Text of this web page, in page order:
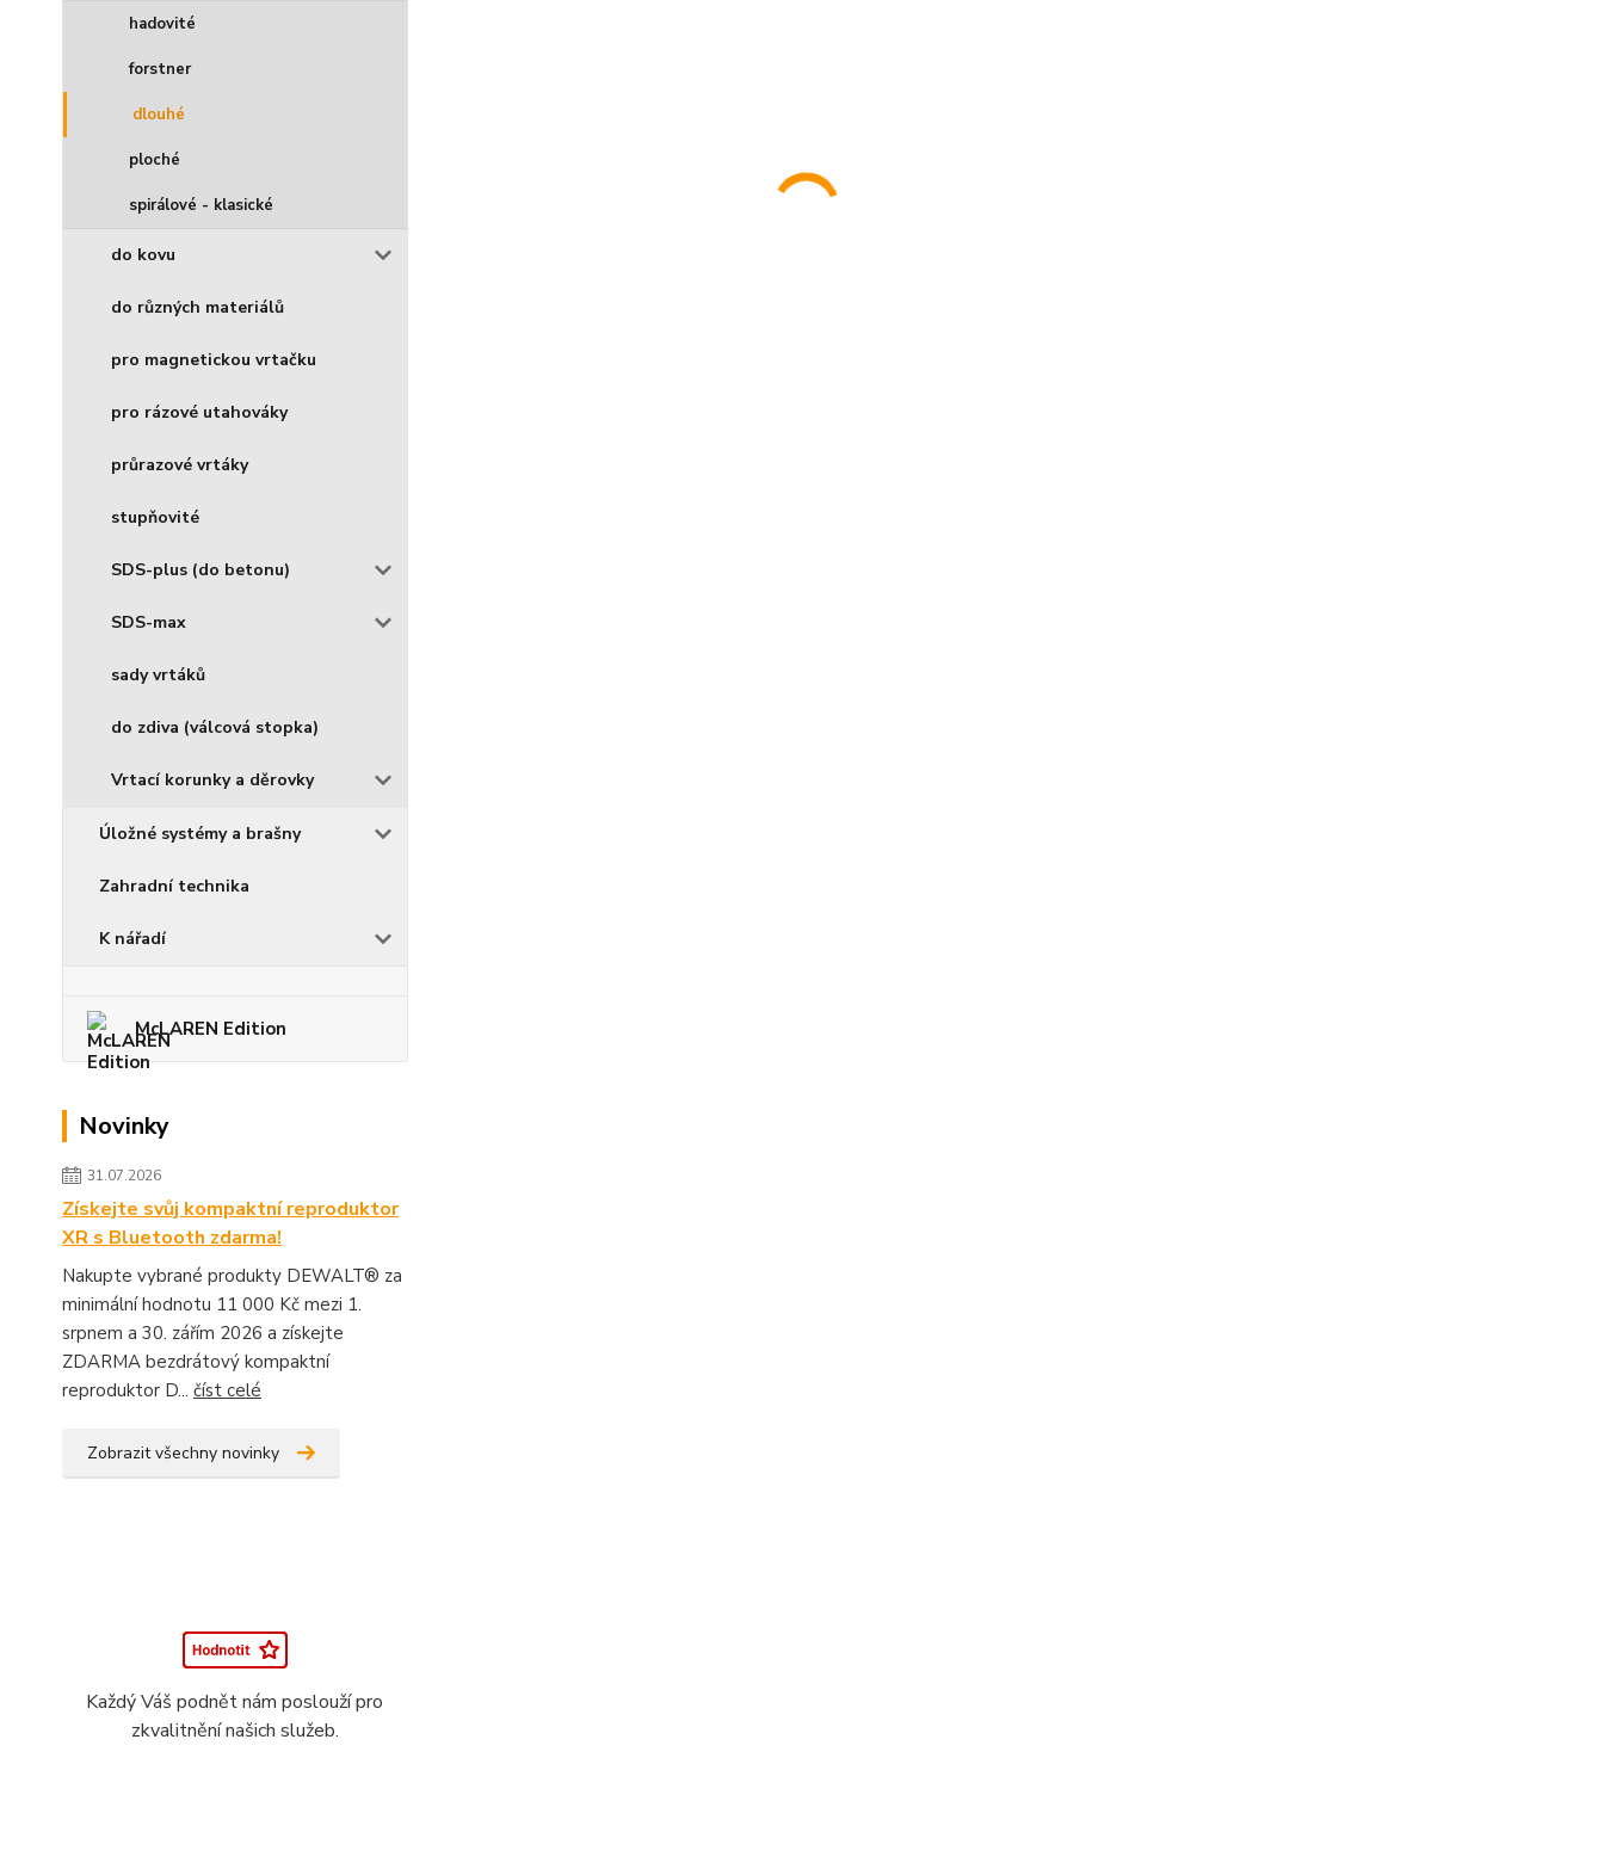
hadovité
forstner
dlouhé
ploché
spirálové - klasické
do kovu
do různých materiálů
pro magnetickou vrtačku
pro rázové utahováky
průrazové vrtáky
stupňovité
SDS-plus (do betonu)
SDS-max
sady vrtáků
do zdiva (válcová stopka)
Vrtací korunky a děrovky
Úložné systémy a brašny
Zahradní technika
K nářadí
McLAREN Edition
Novinky
31.07.2026
Získejte svůj kompaktní reproduktor
XR s Bluetooth zdarma!
Nakupte vybrané produkty DEWALT® za
minimální hodnotu 11 000 Kč mezi 1.
srpnem a 30. zářím 2026 a získejte
ZDARMA bezdrátový kompaktní
reproduktor D... číst celé
Zobrazit všechny novinky
Každý Váš podnět nám poslouží pro
zkvalitnění našich služeb.